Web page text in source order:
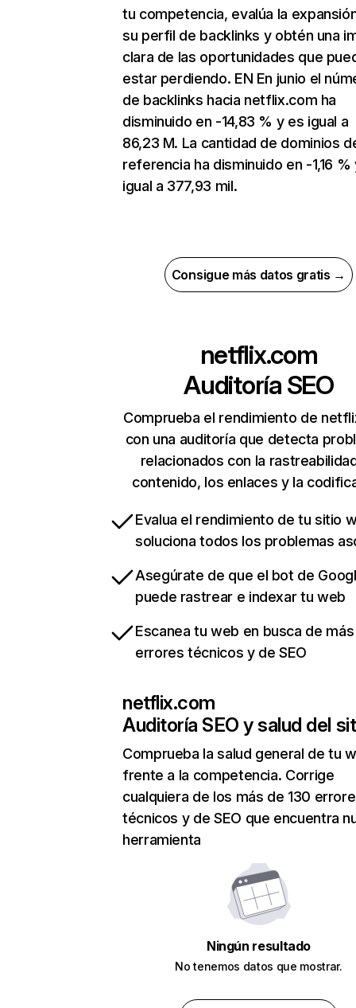
tu competencia, evalúa la
su perfil de backlinks y obtén una
clara de las oportunidades que
estar perdiendo. EN En junio el
de backlinks hacia netflix.com ha
disminuido en -14,83 % y es igual a
86,23 M. La cantidad de dominios
referencia ha disminuido en -1,16 %
igual a 377,93 mil.
Consigue más datos gratis →
netflix.com
Auditoría SEO
Comprueba el rendimiento de
con una auditoría que detecta
relacionados con la
contenido, los enlaces y la
Evalua el rendimiento de tu sitio
soluciona todos los problemas
Asegúrate de que el bot de
puede rastrear e indexar tu web
Escanea tu web en busca de
errores técnicos y de SEO
netflix.com
Auditoría SEO y salud del
Comprueba la salud general de tu
frente a la competencia. Corrige
cualquiera de los más de 130
técnicos y de SEO que encuentra
herramienta
Ningún resultado
No tenemos datos que mostrar.